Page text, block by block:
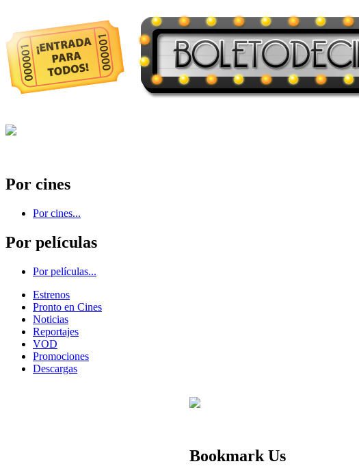
Por cines
Por cines...
Por películas
Por películas...
Estrenos
Pronto en Cines
Noticias
Reportajes
VOD
Promociones
Descargas
Bookmark Us